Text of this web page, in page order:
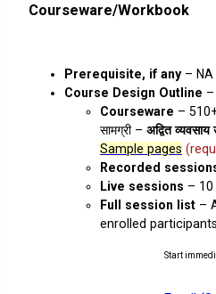
Courseware/Workbook
Prerequisite, if any– NA
Course Design Outline –
Courseware – 510+
सामग्री – अद्वित व्यवसाय
Sample pages
Recorded
Live sessions – 10
Full session list –
enrolled participants.
Start